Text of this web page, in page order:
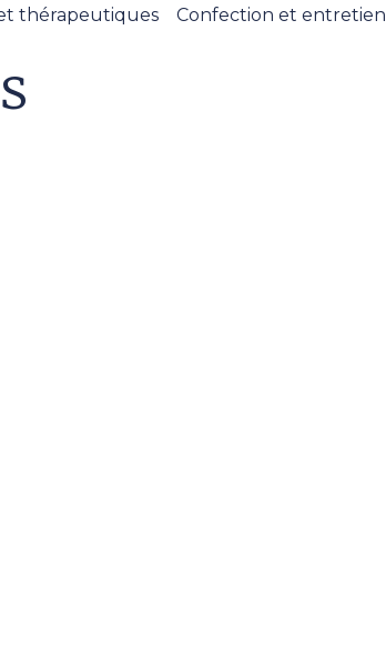
thérapeutiques Confection et entretien